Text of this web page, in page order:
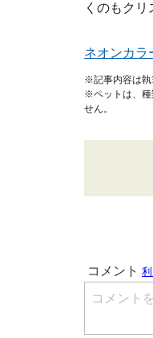
くのもクリ
ネオンカラ
※記事内容は執
※ペットは、種
せん。